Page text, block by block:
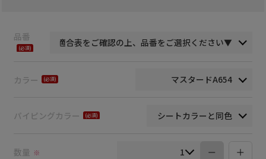
品番
カラー
パイピングカラー
数量 ※